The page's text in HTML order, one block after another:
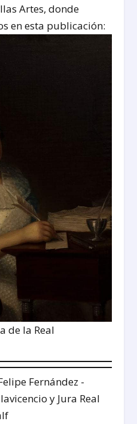
Artes, donde
en esta publicación:
de la Real